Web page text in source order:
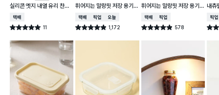
실리콘 엣지 내열 유리 찬통
550 ml
택배배송
별점 5.0점 11
건 작성
휘어지는 말랑핏 저장 용기
2 L 그레이
택배배송매장픽업오늘배송
별점 4.9점 1,172
건 작성
휘어지는 말랑핏 저장 용기
900ml 스카이블루
택배배송매장픽업
별점 4.9점 578
건 작성
내츄
매장
별점